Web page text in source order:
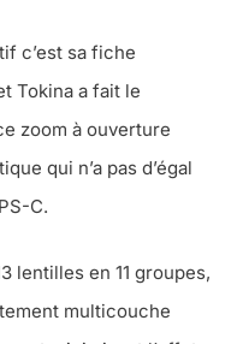
c’est sa fiche
Tokina a fait le
zoom à ouverture
qui n’a pas d’égal
C.
lentilles en 11 groupes,
multicouche